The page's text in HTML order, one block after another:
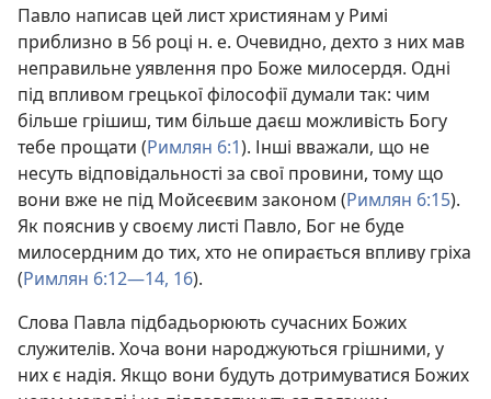
Павло написав цей лист християнам у Римі
приблизно в 56 році н. е. Очевидно, дехто з них мав
неправильне уявлення про Боже милосердя. Одні
під впливом грецької філософії думали так: чим
більше грішиш, тим більше даєш можливість Богу
тебе прощати (Римлян 6:1). Інші вважали, що не
несуть відповідальності за свої провини, тому що
вони вже не під Мойсеєвим законом (Римлян 6:15).
Як пояснив у своєму листі Павло, Бог не буде
милосердним до тих, хто не опирається впливу гріха
(Римлян 6:12—14, 16).
Слова Павла підбадьорюють сучасних Божих
служителів. Хоча вони народжуються грішними, у
них є надія. Якщо вони будуть дотримуватися Божих